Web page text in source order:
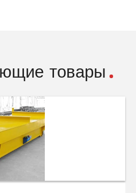
товары